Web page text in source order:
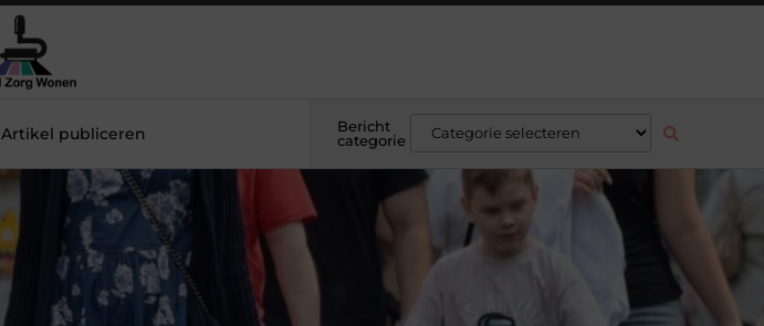
Artikel publiceren
Bericht
categorie